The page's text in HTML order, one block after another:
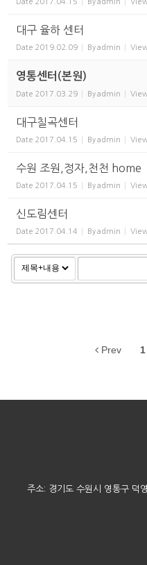
Date 2017.04.15 By admin
대구 율하 센터
Date 2019.02.09 By admin
영통센터(본원)
Date 2017.03.29 By admin
대구칠곡센터
Date 2017.04.15 By admin
수원 조원,정자,천천 home
Date 2017.04.15 By admin
신도림센터
Date 2017.04.14 By admin
Prev 1
주소: 경기도 수원시 영통구 덕